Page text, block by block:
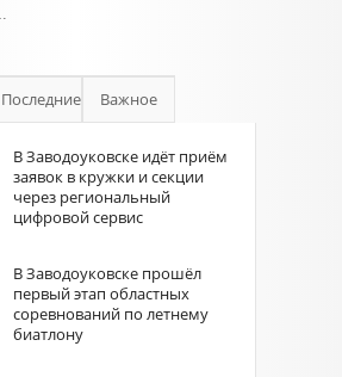
Последние Важное
В Заводоуковске идёт приём
заявок в кружки и секции
через региональный
цифровой сервис
В Заводоуковске прошёл
первый этап областных
соревнований по летнему
биатлону